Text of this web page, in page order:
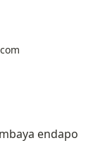
endapo